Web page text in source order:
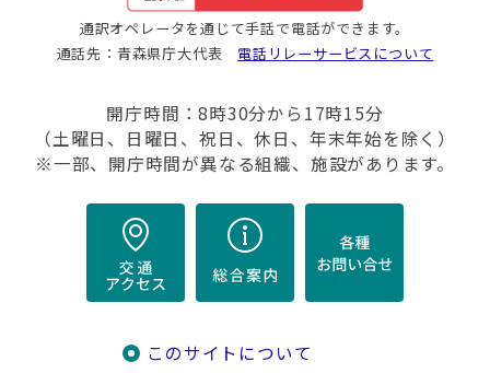
通訳オペレータを通じて手話で電話ができます。
通話先：青森県庁大代表 電話リレーサービスについて
開庁時間：8時30分から17時15分
（土曜日、日曜日、祝日、休日、年末年始を除く）
※一部、開庁時間が異なる組織、施設があります。
このサイトについて